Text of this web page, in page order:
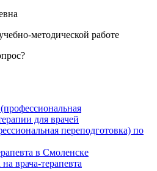
методической работе
для врачей
переподготовка) по
в Смоленске
врача-терапевта